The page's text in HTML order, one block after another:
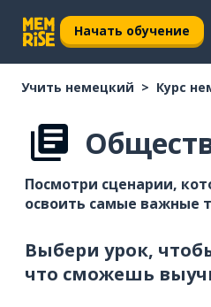
Начать обучение
Учить немецкий Курс
Посмотри сценарии,
освоить самые важные
Выбери урок,
что сможешь